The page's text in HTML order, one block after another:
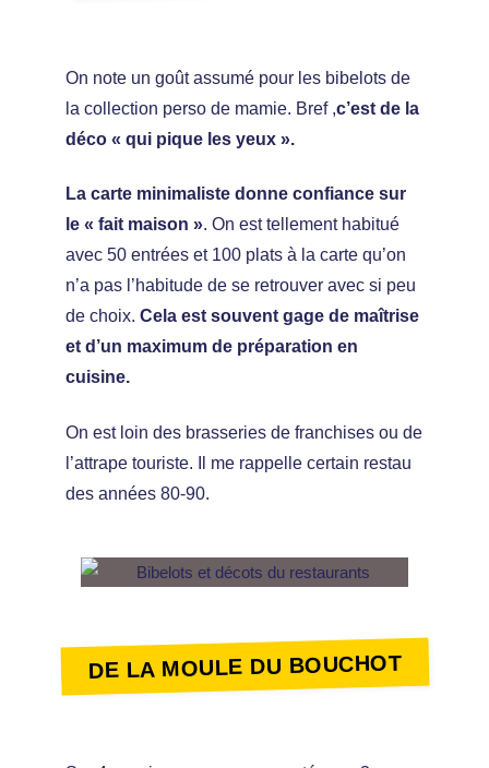
On note un goût assumé pour les bibelots de
la collection perso de mamie. Bref ,c’est de la
déco « qui pique les yeux ».
La carte minimaliste donne confiance sur
le « fait maison ». On est tellement habitué
avec 50 entrées et 100 plats à la carte qu’on
n’a pas l’habitude de se retrouver avec si peu
de choix. Cela est souvent gage de maîtrise
et d’un maximum de préparation en
cuisine.
On est loin des brasseries de franchises ou de
l’attrape touriste. Il me rappelle certain restau
des années 80-90.
DE LA MOULE DU BOUCHOT